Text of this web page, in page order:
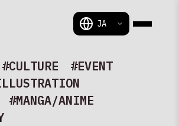
#CULTURE
#EVENT
#MANGA/ANIME